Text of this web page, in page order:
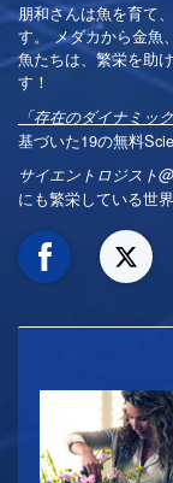
朋和さんは魚を育て
す。 メダカから金魚
魚たちは、繁栄を助
す！
「存在のダイナミッ
基づいた19の無料
サイエントロジスト
にも繁栄している世